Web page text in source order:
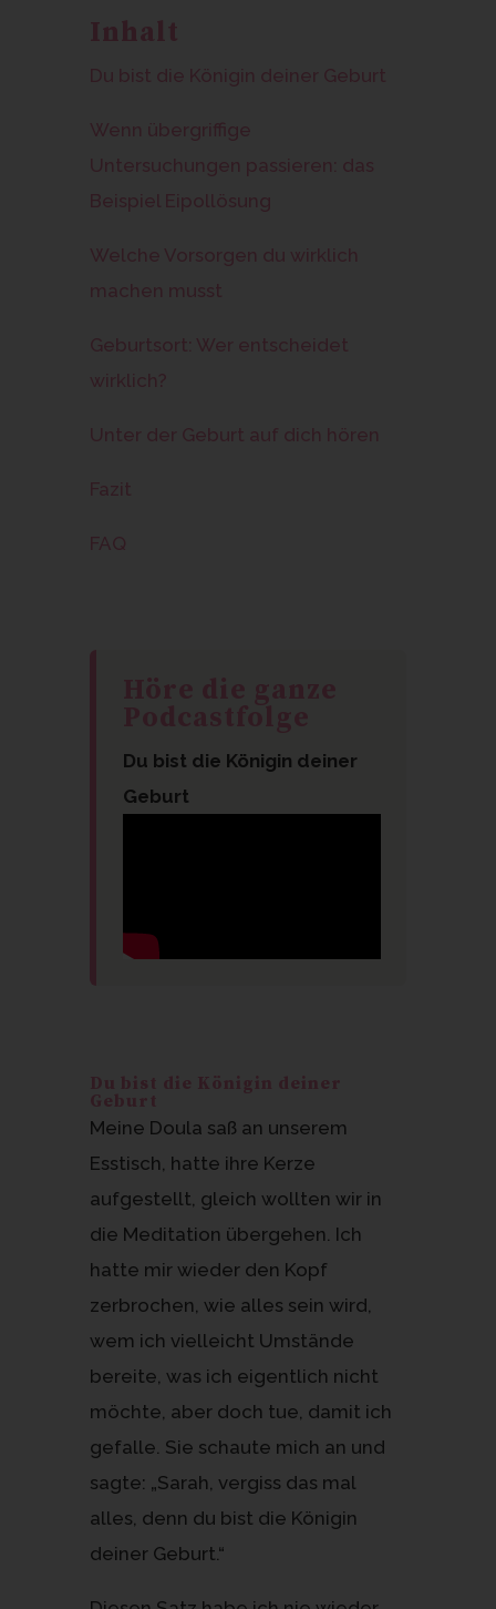
Inhalt
Du bist die Königin deiner Geburt
Wenn übergriffige
Untersuchungen passieren: das
Beispiel Eipollösung
Welche Vorsorgen du wirklich
machen musst
Geburtsort: Wer entscheidet
wirklich?
Unter der Geburt auf dich hören
Fazit
FAQ
Du bist die Königin deiner
Geburt
Du bist die Königin deiner
Geburt
Meine Doula saß an unserem
Esstisch, hatte ihre Kerze
aufgestellt, gleich wollten wir in
die Meditation übergehen. Ich
hatte mir wieder den Kopf
zerbrochen, wie alles sein wird,
wem ich vielleicht Umstände
bereite, was ich eigentlich nicht
möchte, aber doch tue, damit ich
gefalle. Sie schaute mich an und
sagte: „Sarah, vergiss das mal
alles, denn du bist die Königin
deiner Geburt.“